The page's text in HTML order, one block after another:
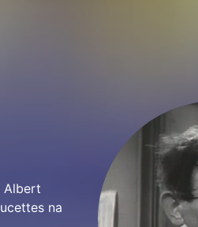
Albert
na